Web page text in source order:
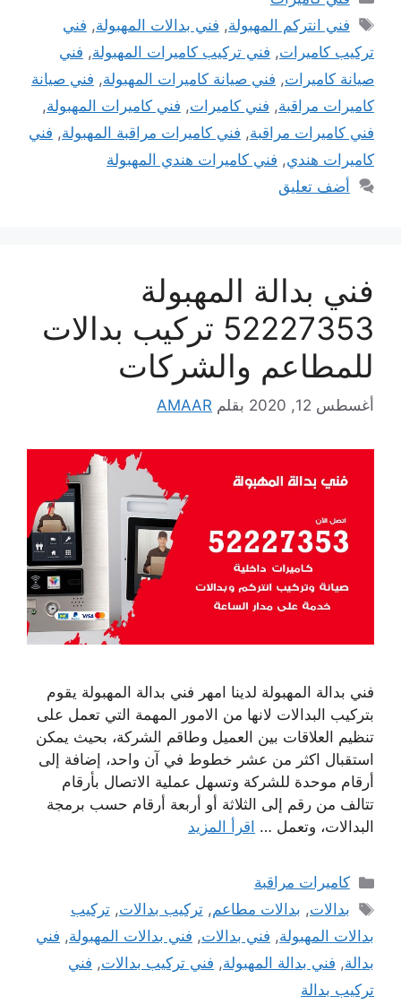
الوسوم
فني انتركم المهبولة, فني بدالات المهبولة, فني
تركيب كاميرات, فني تركيب كاميرات المهبولة, فني
صيانة كاميرات, فني صيانة كاميرات المهبولة, فني صيانة
كاميرات مراقبة, فني كاميرات, فني كاميرات المهبولة,
فني كاميرات مراقبة, فني كاميرات مراقبة المهبولة, فني
كاميرات هندي, فني كاميرات هندي المهبولة
أضف تعليق
فني بدالة المهبولة
52227353 تركيب بدالات
للمطاعم والشركات
أغسطس 12, 2020 بقلم AMAAR
فني بدالة المهبولة لدينا امهر فني بدالة المهبولة يقوم
بتركيب البدالات لانها من الامور المهمة التي تعمل على
تنظيم العلاقات بين العميل وطاقم الشركة، بحيث يمكن
استقبال اكثر من عشر خطوط في آن واحد، إضافة إلى
أرقام موحدة للشركة وتسهل عملية الاتصال بأرقام
تتالف من رقم إلى الثلاثة أو أربعة أرقام حسب برمجة
البدالات، وتعمل … اقرأ المزيد
التصنيفات
كاميرات مراقبة
الوسوم
بدالات, بدالات مطاعم,تركيب بدالات,تركيب
بدالات المهبولة, فني بدالات, فني بدالات المهبولة, فني
بدالة, فني بدالة المهبولة, فني تركيب بدالات, فني
تركيب بدالة